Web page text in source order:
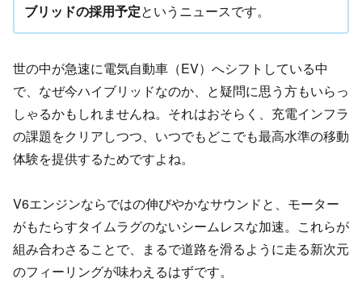
ブリッドの採用予定というニュースです。
世の中が急速に電気自動車（EV）へシフトしている中
で、なぜ今ハイブリッドなのか、と疑問に思う方もいらっ
しゃるかもしれませんね。それはおそらく、充電インフラ
の課題をクリアしつつ、いつでもどこでも最高水準の移動
体験を提供するためですよね。
V6エンジンならではの伸びやかなサウンドと、モーター
がもたらすタイムラグのないシームレスな加速。これらが
組み合わさることで、まるで道路を滑るように走る新次元
のフィーリングが味わえるはずです。